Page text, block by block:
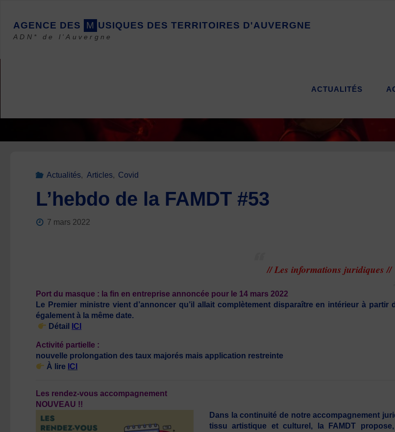
content
AGENCE DES M USIQUES DES TERRITOIRES D'AUVERGNE
ADN* de l'Auvergne
ACTUALITÉS
Actualités, Articles, Covid
L’hebdo de la FAMDT #53
7 mars 2022
// Les informations juridiques //
Port du masque : la fin en entreprise annoncée pour le 14 mars 2022
Le Premier ministre vient d’annoncer qu’il allait complètement disparaître en intérieur à
également à la même date.
Détail
ICI
Activité partielle :
nouvelle prolongation des taux majorés mais application restreinte
À lire ICI
Les rendez-vous accompagnement
NOUVEAU !!
Dans la continuité de notre accompagnement
tissu artistique et culturel, la FAMDT